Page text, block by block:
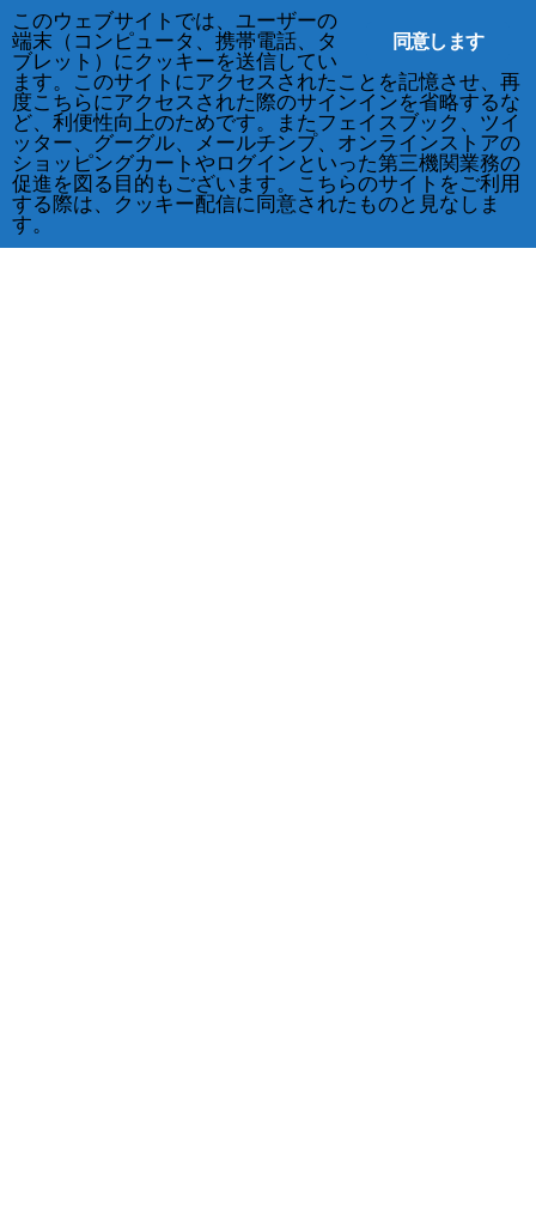
同意します
このウェブサイトでは、ユーザーの
端末（コンピュータ、携帯電話、タ
ブレット）にクッキーを送信してい
ます。このサイトにアクセスされたことを記憶させ、再
度こちらにアクセスされた際のサインインを省略するな
ど、利便性向上のためです。またフェイスブック、ツイ
ッター、グーグル、メールチンプ、オンラインストアの
ショッピングカートやログインといった第三機関業務の
促進を図る目的もございます。こちらのサイトをご利用
する際は、クッキー配信に同意されたものと見なしま
す。